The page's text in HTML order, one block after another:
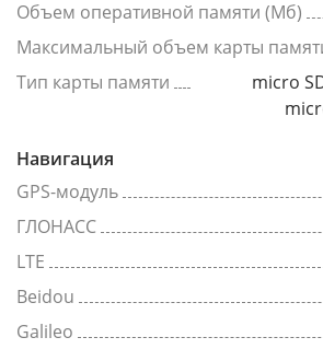
Объем оперативной памяти (Мб)
Максимальный объем карты
Тип карты памяти
micro
Навигация
GPS-модуль
ГЛОНАСС
LTE
Beidou
Galileo